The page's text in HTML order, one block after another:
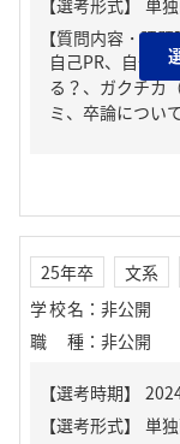
【質問内容・課題
自己PR、自分
る？、ガクチカ
ミ、卒論につい
25年卒 文系
学校名 ： 非公開
職種 ： 非公開